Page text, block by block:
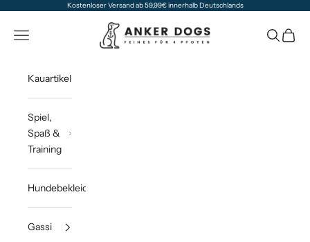
Zum Inhalt springenKostenloser Versand ab 59,99€ innerhalb Deutschlands
Anker Dogs
Navigationsmenü öffnen Suche
Kauartikel
Spiel,
Spaß &
Training
Hundebekleidung
Gassi